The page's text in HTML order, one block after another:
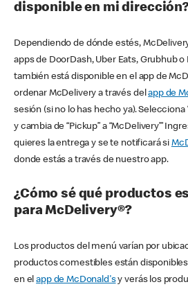
disponible en mi
Dependiendo de dónde estés,
apps de DoorDash, Uber Eats, Grubhub
también está disponible en el app de
ordenar McDelivery a través delapp de
sesión (si no lo has hecho ya).
y cambia de “Pickup” a “McDelivery’”
quieres la entrega y se te notificará si
donde estás a través de nuestro app.
¿Cómo sé qué productos
para McDelivery®?
Los productos del menú varían por
productos comestibles están
en elapp de McDonald'sy verás los